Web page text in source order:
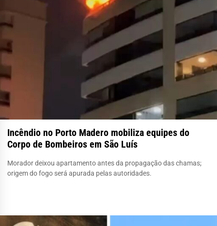
Incêndio no Porto Madero mobiliza equipes do
Corpo de Bombeiros em São Luís
Morador deixou apartamento antes da propagação das chamas;
origem do fogo será apurada pelas autoridades.